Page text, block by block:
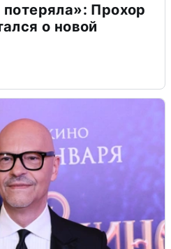
Прохор
о новой